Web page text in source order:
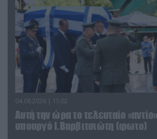
04.08.2026 | 15:02
Αυτή την ώρα το τελευταίο
υπουργό Ι.Βαρβιτσιώτη (φωτο)